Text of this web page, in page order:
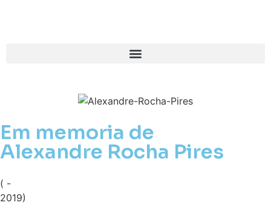
Em memoria de
Alexandre Rocha Pires
( -
2019)